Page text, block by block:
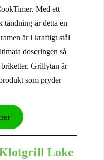
Med ett
är detta en
är i kraftigt stål
doseringen så
Grillytan är
som pryder
Loke